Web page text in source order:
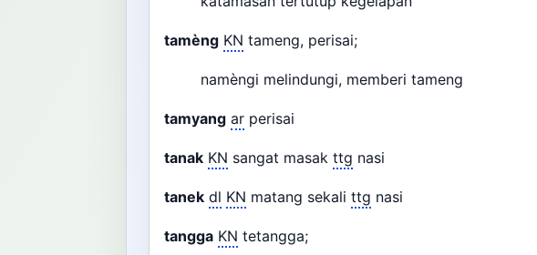
tamèng KN tameng, perisai;
namèngi melindungi, memberi tameng
tamyang ar perisai
tanak KN sangat masak ttg nasi
tanek dl KN matang sekali ttg nasi
tangga KN tetangga;